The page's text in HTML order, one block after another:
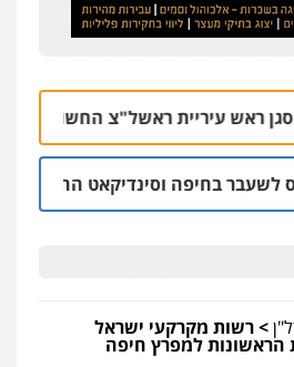
עיריית ראשל"צ החשוד בעבירות
בחיפה וסינדיקאט ההלוואות של
>רשות מקרקעי ישראל
למפרץ חיפה